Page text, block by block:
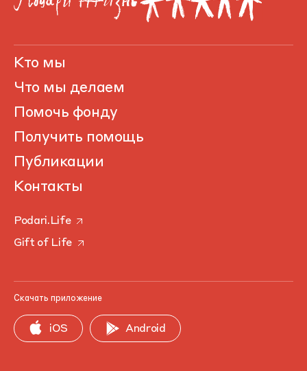
Кто мы
Что мы делаем
Помочь фонду
Получить помощь
Публикации
Контакты
Podari.Life
Gift of Life
Скачать приложение
iOS Android